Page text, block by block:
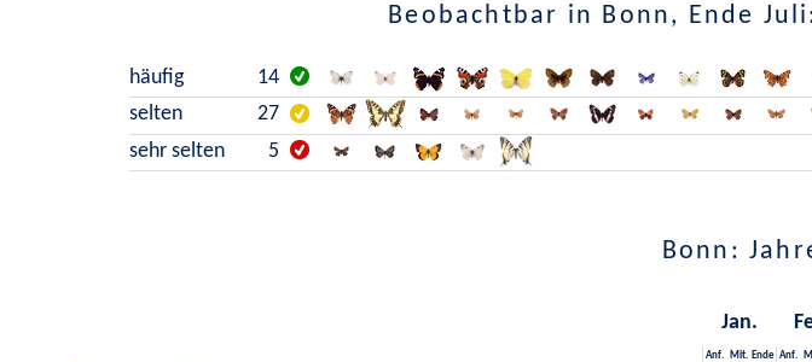
Beobachtbar in Bonn, Ende
häufig
14
selten
27
sehr selten
5
Bonn:
Jan.
Anf. Mit. Ende Anf.